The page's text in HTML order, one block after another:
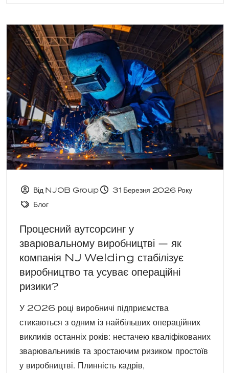
Від NJOB Group
31 Березня 2026 Року
Блог
Процесний аутсорсинг у
зварювальному виробництві — як
компанія NJ Welding стабілізує
виробництво та усуває операційні
ризики?
У 2026 році виробничі підприємства
стикаються з одним із найбільших операційних
викликів останніх років: нестачею кваліфікованих
зварювальників та зростаючим ризиком простоїв
у виробництві. Плинність кадрів,